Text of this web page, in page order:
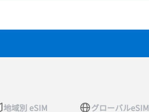
地域別 eSIM グローバルeSIM